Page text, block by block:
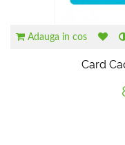
Adauga in cos
Card